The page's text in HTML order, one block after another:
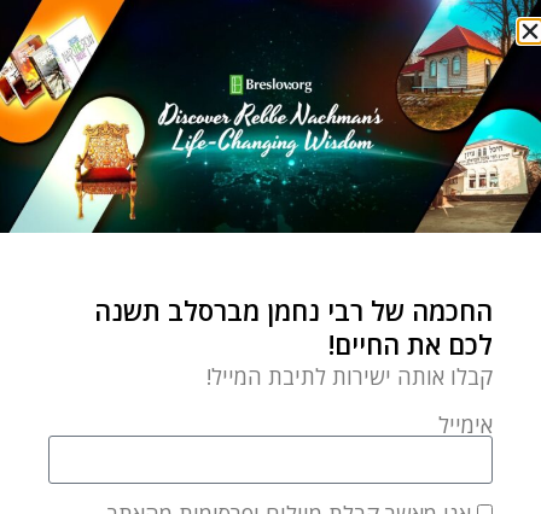
חנוכה
בשביל שתי דקות חוגגים
שמונה ימים?
Chaim Kramer
דצמבר 18, 2022
שמונת ימי החנוכה? בשביל
חכמינו
החכמה של רבי נחמן מברסלב תשנה
לכם את החיים!
קבלו אותה ישירות לתיבת המייל!
אימייל